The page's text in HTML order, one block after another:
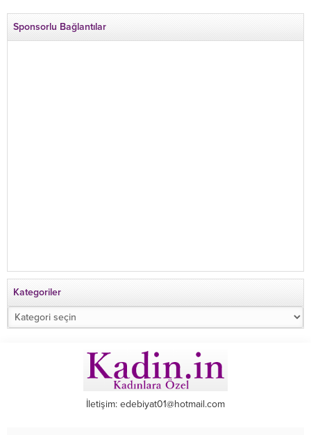
Sponsorlu Bağlantılar
Kategoriler
Kategoriler
İletişim: edebiyat01@hotmail.com